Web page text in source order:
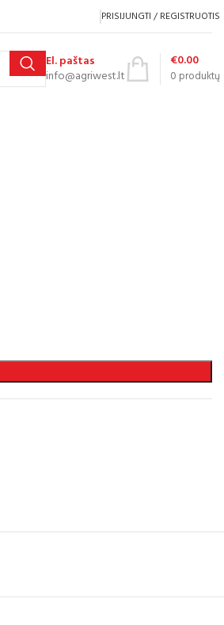
PRISIJUNGTI / REGISTRUOTIS
El. paštas
info@agriwest.lt
0 produktų
€0.00